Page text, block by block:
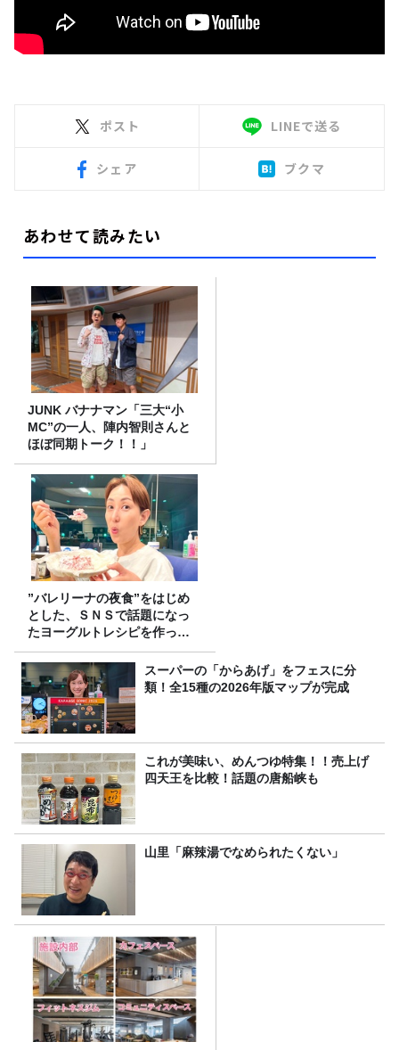
ポスト LINEで送る
シェア ブクマ
あわせて読みたい
JUNK バナナマン「三大“小
MC”の一人、陣内智則さんと
ほぼ同期トーク！！」
”バレリーナの夜食”をはじめ
とした、ＳＮＳで話題になっ
たヨーグルトレシピを作って
みた！
スーパーの「からあげ」をフェスに分
類！全15種の2026年版マップが完成
これが美味い、めんつゆ特集！！売上げ
四天王を比較！話題の唐船峡も
山里「麻辣湯でなめられたくない」